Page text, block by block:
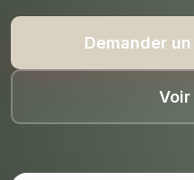
Demander
Voir